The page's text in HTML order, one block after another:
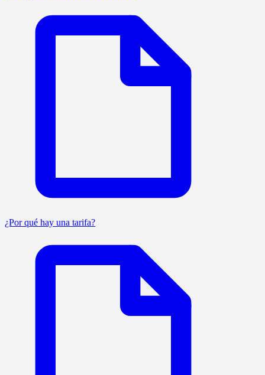
¿Por qué hay una tarifa?